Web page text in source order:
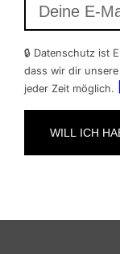
🔒 Datenschutz ist
dass wir dir
jeder Zeit möglich.
WILL ICH